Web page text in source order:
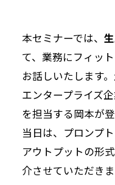
本セミナーでは、
て、業務にフィッ
お話しいたします
エンタープライズ
を担当する岡本が登
当日は、プロンプ
アウトプットの形
介させていただきま